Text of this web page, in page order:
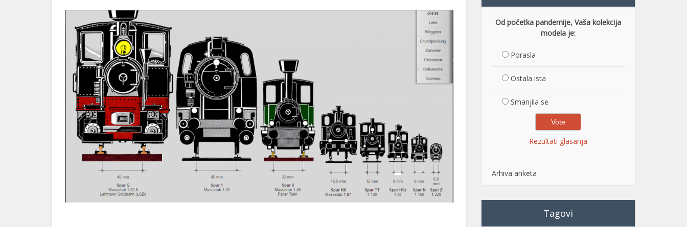
Od početka pandemije, Vaša kolekcija
modela je:
Porasla
Ostala ista
Smanjila se
Rezultati glasanja
Arhiva anketa
Tagovi